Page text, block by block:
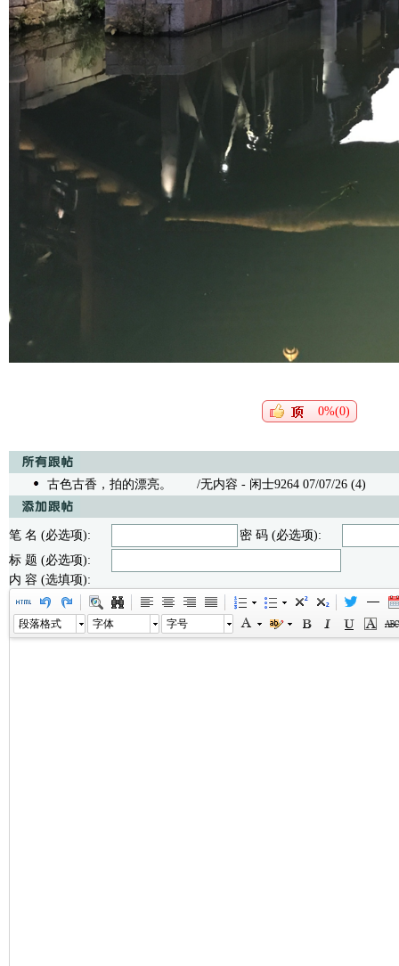
0%(0)
古色古香，拍的漂亮。 /无内容 - 闲士9264 07/07/26 (4)
笔 名 (必选项):
密 码 (必选项):
标 题 (必选项):
内 容 (选填项):
段落格式 字体 字号